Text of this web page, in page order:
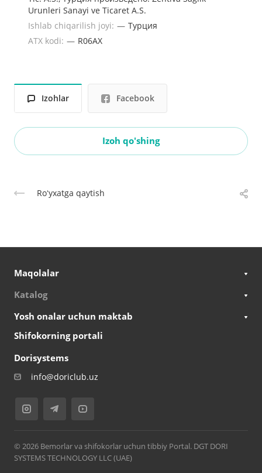
Urunleri Sanayi ve Ticaret A.S.
Ishlab chiqarilish joyi: — Турция
ATX kodi: — R06AX
Izohlar Facebook
Izoh qo'shing
Roʻyxatga qaytish
Maqolalar
Katalog
Yosh onalar uchun maktab
Shifokorning portali
Dorisystems
info@doriclub.uz
© 2026 Bemorlar va shifokorlar uchun tibbiy Portal. DGT DORI
SYSTEMS TECHNOLOGY LLC (UAE)